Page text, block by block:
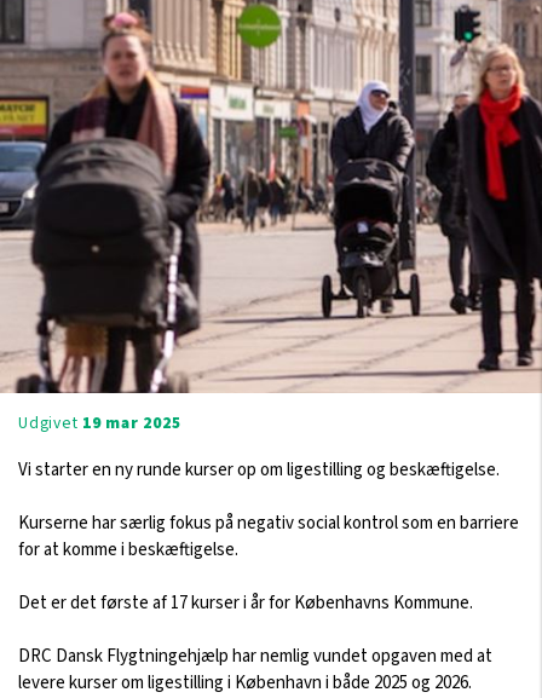
Udgivet 19 mar 2025
Vi starter en ny runde kurser op om ligestilling og beskæftigelse.
Kurserne har særlig fokus på negativ social kontrol som en barriere
for at komme i beskæftigelse.
Det er det første af 17 kurser i år for Københavns Kommune.
DRC Dansk Flygtningehjælp har nemlig vundet opgaven med at
levere kurser om ligestilling i København i både 2025 og 2026.